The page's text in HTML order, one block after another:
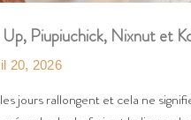
Piupiuchick, Nixnut et
20, 2026
jours rallongent et cela ne